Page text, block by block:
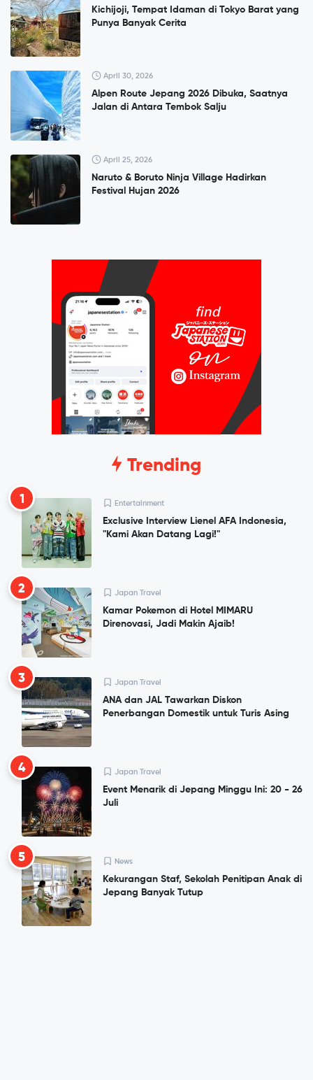
Kichijoji, Tempat Idaman di Tokyo Barat yang
Punya Banyak Cerita
April 30, 2026
Alpen Route Jepang 2026 Dibuka, Saatnya
Jalan di Antara Tembok Salju
April 25, 2026
Naruto & Boruto Ninja Village Hadirkan
Festival Hujan 2026
Trending
1 Entertainment
Exclusive Interview Lienel AFA Indonesia,
"Kami Akan Datang Lagi!"
2 Japan Travel
Kamar Pokemon di Hotel MIMARU
Direnovasi, Jadi Makin Ajaib!
3 Japan Travel
ANA dan JAL Tawarkan Diskon
Penerbangan Domestik untuk Turis Asing
4 Japan Travel
Event Menarik di Jepang Minggu Ini: 20 - 26
Juli
5 News
Kekurangan Staf, Sekolah Penitipan Anak di
Jepang Banyak Tutup